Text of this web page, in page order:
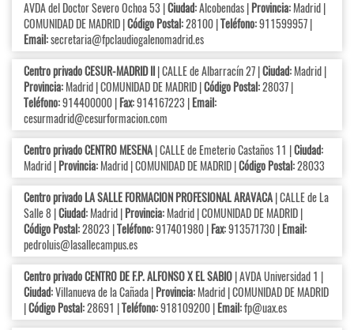
AVDA del Doctor Severo Ochoa 53 |Ciudad:Alcobendas |Provincia:Madrid |
COMUNIDAD DE MADRID |Código Postal:28100 |Teléfono:911599957 |
Email:secretaria@fpclaudiogalenomadrid.es
Centro privado CESUR-MADRID II| CALLE de Albarracín 27 |Ciudad:Madrid |
Provincia:Madrid | COMUNIDAD DE MADRID |Código Postal:28037 |
Teléfono:914400000 |Fax:914167223 |Email:
cesurmadrid@cesurformacion.com
Centro privado CENTRO MESENA| CALLE de Emeterio Castaños 11 |Ciudad:
Madrid |Provincia:Madrid | COMUNIDAD DE MADRID |Código Postal:28033
Centro privado LA SALLE FORMACION PROFESIONAL ARAVACA| CALLE de La
Salle 8 |Ciudad:Madrid |Provincia:Madrid | COMUNIDAD DE MADRID |
Código Postal:28023 |Teléfono:917401980 |Fax:913571730 |Email:
pedroluis@lasallecampus.es
Centro privado CENTRO DE F.P. ALFONSO X EL SABIO| AVDA Universidad 1 |
Ciudad:Villanueva de la Cañada |Provincia:Madrid | COMUNIDAD DE MADRID
|Código Postal:28691 |Teléfono:918109200 |Email:fp@uax.es